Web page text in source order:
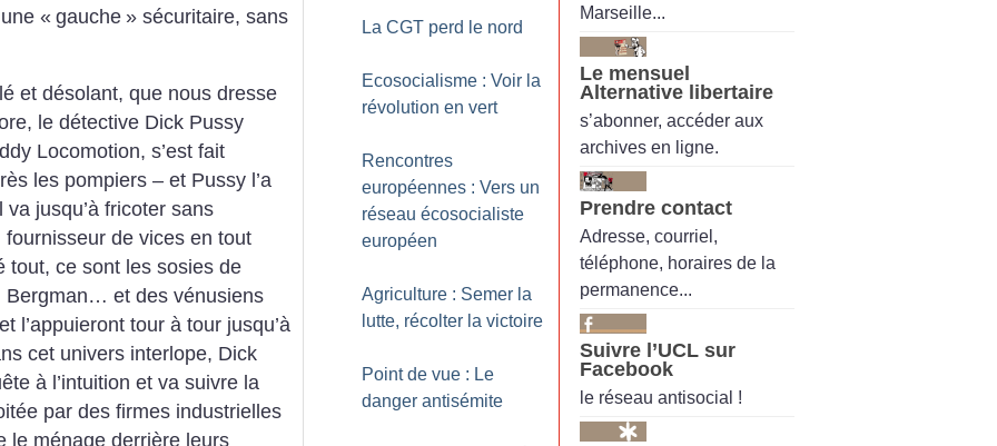
« gauche » sécuritaire, sans
et désolant, que nous dresse
le détective Dick Pussy
Locomotion, s’est fait
les pompiers – et Pussy l’a
jusqu’à fricoter sans
de vices en tout
tout, ce sont les sosies de
Bergman… et des vénusiens
l’appuieront tour à tour jusqu’à
cet univers interlope, Dick
à l’intuition et va suivre la
par des firmes industrielles
le ménage derrière leurs
La CGT perd le nord
Ecosocialisme : Voir la
révolution en vert
Rencontres
européennes : Vers un
réseau écosocialiste
européen
Agriculture : Semer la
lutte, récolter la victoire
Point de vue : Le
danger antisémite
Marseille...
Le mensuel
Alternative libertaire
s’abonner, accéder aux
archives en ligne.
Prendre contact
Adresse, courriel,
téléphone, horaires de la
permanence...
Suivre l’UCL sur
Facebook
le réseau antisocial !